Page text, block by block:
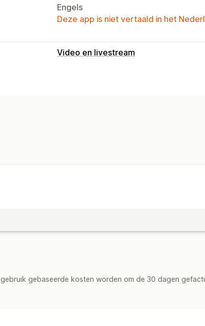
Engels
Deze app is niet vertaald in het
Video en livestream
gebaseerde kosten worden om de 30 dagen